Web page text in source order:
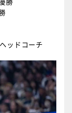
ッドコーチ